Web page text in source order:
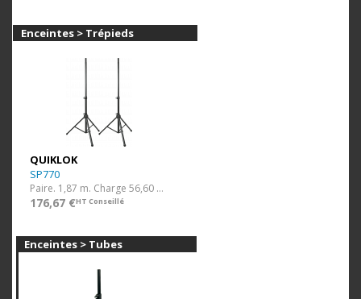
Enceintes > Trépieds
QUIKLOK
SP770
Paire. 1,87 m. Charge 56,60 kg. Système "Quik-Lift".
176,67 €HT Conseillé
Enceintes > Tubes